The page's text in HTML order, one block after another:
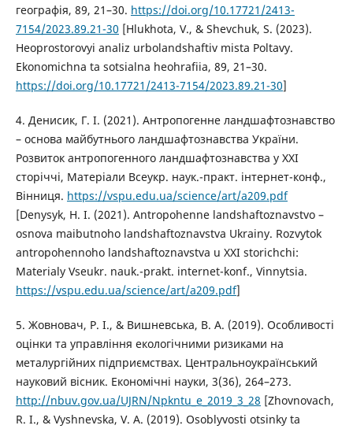
географія, 89, 21–30. https://doi.org/10.17721/2413-
7154/2023.89.21-30 [Hlukhota, V., & Shevchuk, S. (2023).
Heoprostorovyi analiz urbolandshaftiv mista Poltavy.
Ekonomichna ta sotsialna heohrafiia, 89, 21–30.
https://doi.org/10.17721/2413-7154/2023.89.21-30]
4. Денисик, Г. І. (2021). Антропогенне ландшафтознавство
– основа майбутнього ландшафтознавства України.
Розвиток антропогенного ландшафтознавства у ХХІ
сторіччі, Матеріали Всеукр. наук.-практ. інтернет-конф.,
Вінниця. https://vspu.edu.ua/science/art/a209.pdf
[Denysyk, H. I. (2021). Antropohenne landshaftoznavstvo –
osnova maibutnoho landshaftoznavstva Ukrainy. Rozvytok
antropohennoho landshaftoznavstva u XXI storichchi:
Materialy Vseukr. nauk.-prakt. internet-konf., Vinnytsia.
https://vspu.edu.ua/science/art/a209.pdf]
5. Жовновач, Р. І., & Вишневська, В. А. (2019). Особливості
оцінки та управління екологічними ризиками на
металургійних підприємствах. Центральноукраїнський
науковий вісник. Економічні науки, 3(36), 264–273.
http://nbuv.gov.ua/UJRN/Npkntu_e_2019_3_28 [Zhovnovach,
R. I., & Vyshnevska, V. A. (2019). Osoblyvosti otsinky ta